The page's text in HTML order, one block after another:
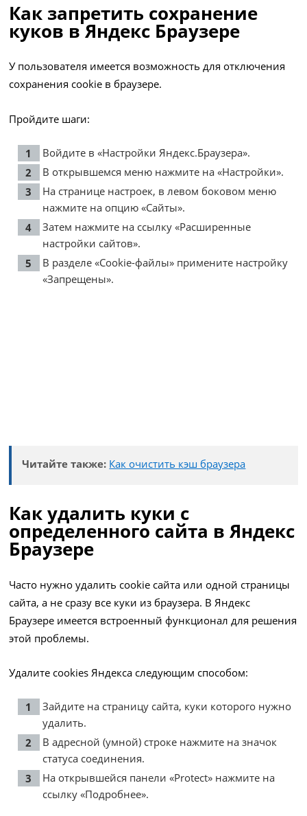
Как запретить сохранение
куков в Яндекс Браузере
У пользователя имеется возможность для отключения
сохранения cookie в браузере.
Пройдите шаги:
Войдите в «Настройки Яндекс.Браузера».
В открывшемся меню нажмите на «Настройки».
На странице настроек, в левом боковом меню
нажмите на опцию «Сайты».
Затем нажмите на ссылку «Расширенные
настройки сайтов».
В разделе «Cookie-файлы» примените настройку
«Запрещены».
Читайте также: Как очистить кэш браузера
Как удалить куки с
определенного сайта в Яндекс
Браузере
Часто нужно удалить cookie сайта или одной страницы
сайта, а не сразу все куки из браузера. В Яндекс
Браузере имеется встроенный функционал для решения
этой проблемы.
Удалите cookies Яндекса следующим способом:
Зайдите на страницу сайта, куки которого нужно
удалить.
В адресной (умной) строке нажмите на значок
статуса соединения.
На открывшейся панели «Protect» нажмите на
ссылку «Подробнее».